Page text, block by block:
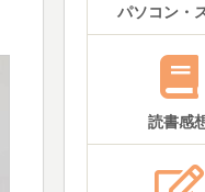
パソコン・
読書感